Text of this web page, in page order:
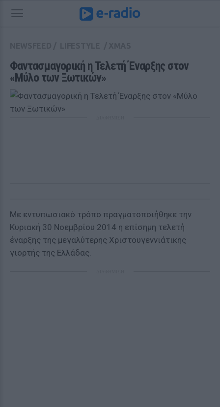
Φαντασμαγορική η Τελετή Έναρξης στον
«Μύλο των Ξωτικών»
Με εντυπωσιακό τρόπο πραγματοποιήθηκε την
Κυριακή 30 Νοεμβρίου 2014 η επίσημη τελετή
έναρξης της μεγαλύτερης Χριστουγεννιάτικης
γιορτής της Ελλάδας.